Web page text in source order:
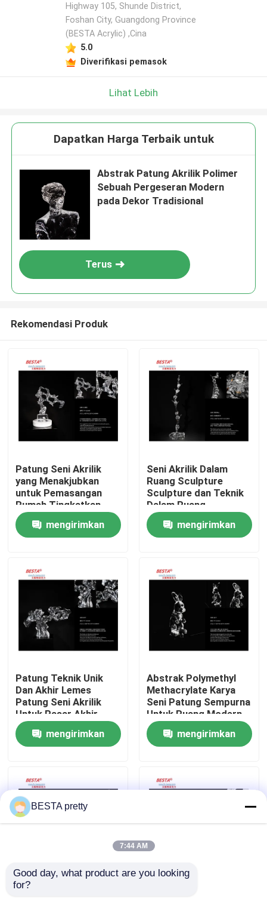
video
Tentang Kami
Tur Pabrik
Kontrol Kualitas
Hubungi kami
Berita
Highway 105, Shunde District,
Foshan City, Guangdong Province
(BESTA Acrylic) ,Cina
5.0
Diverifikasi pemasok
Lihat Lebih
Dapatkan Harga Terbaik untuk
Abstrak Patung Akrilik Polimer
Sebuah Pergeseran Modern
pada Dekor Tradisional
Terus
Rekomendasi Produk
Patung Seni Akrilik
yang Menakjubkan
untuk Pemasangan
Rumah Tingkatkan
Estetika Properti
Anda
mengirimkan
Seni Akrilik Dalam
Ruang Sculpture
Sculpture dan Teknik
Dalam Ruang
mengirimkan
Patung Teknik Unik
Dan Akhir Lemes
Patung Seni Akrilik
Untuk Pasar Akhir
mengirimkan
Abstrak Polymethyl
Methacrylate Karya
Seni Patung Sempurna
Untuk Ruang Modern
mengirimkan
Penempatan Meja
BESTA pretty
7:44 AM
Good day, what product are you looking
for?